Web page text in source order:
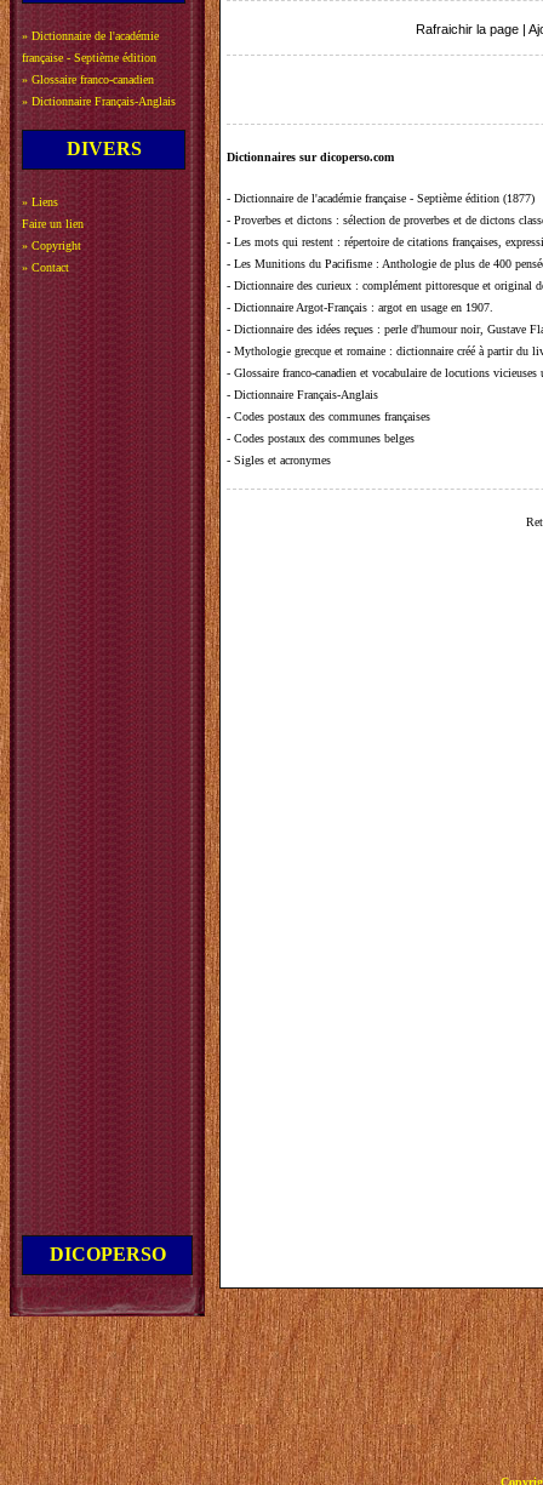
» Dictionnaire de l'académie
française - Septième édition
» Glossaire franco-canadien
» Dictionnaire Français-Anglais
DIVERS
» Liens
Faire un lien
» Copyright
» Contact
DICOPERSO
Rafraichir la page
Dictionnaires sur dicoperso.com
- Dictionnaire de l'académie française - Septième édition (1877)
- Proverbes et dictons : sélection de proverbes et de dictons
- Les mots qui restent : répertoire de citations françaises,
- Les Munitions du Pacifisme : Anthologie de plus de 400
- Dictionnaire des curieux : complément pittoresque et original
- Dictionnaire Argot-Français : argot en usage en 1907.
- Dictionnaire des idées reçues : perle d'humour noir, Gustave
- Mythologie grecque et romaine : dictionnaire créé à partir du
- Glossaire franco-canadien et vocabulaire de locutions vicieuses
- Dictionnaire Français-Anglais
- Codes postaux des communes françaises
- Codes postaux des communes belges
- Sigles et acronymes